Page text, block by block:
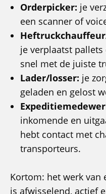
Orderpicker: je
een scanner of
je verplaatst
snel met de juiste
Lader/losser: je
geladen en gelost
inkomende en
hebt contact met
transporteurs.
Kortom: het werk van
is afwisselend, actief